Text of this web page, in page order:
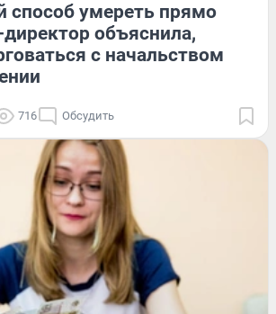
способ умереть прямо
директор объяснила,
с начальством
716 Обсудить